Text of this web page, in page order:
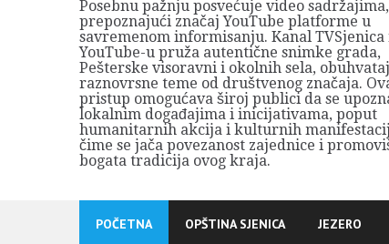
Posebnu pažnju posvećuje video sadržajima,
prepoznajući značaj YouTube platforme u
savremenom informisanju. Kanal TVSjenica
YouTube-u pruža autentične snimke grada,
Pešterske visoravni i okolnih sela,
raznovrsne teme od društvenog značaja.
pristup omogućava široj publici da se
lokalnim događajima i inicijativama, poput
humanitarnih akcija i kulturnih
čime se jača povezanost zajednice i
bogata tradicija ovog kraja.
POČETNA OPŠTINA SJENICA JEZERO